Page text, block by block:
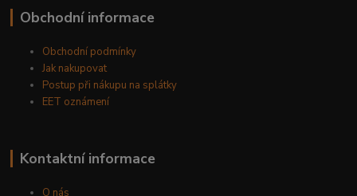
Obchodní informace
Obchodní podmínky
Jak nakupovat
Postup při nákupu na splátky
EET oznámení
Kontaktní informace
O nás